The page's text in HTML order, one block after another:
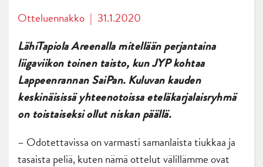
Otteluennakko | 31.1.2020
LähiTapiola Areenalla mitellään perjantaina
liigaviikon toinen taisto, kun JYP kohtaa
Lappeenrannan SaiPan. Kuluvan kauden
keskinäisissä yhteenotoissa eteläkarjalaisryhmä
on toistaiseksi ollut niskan päällä.
– Odotettavissa on varmasti samanlaista tiukkaa ja
tasaista peliä, kuten nämä ottelut välillämme ovat